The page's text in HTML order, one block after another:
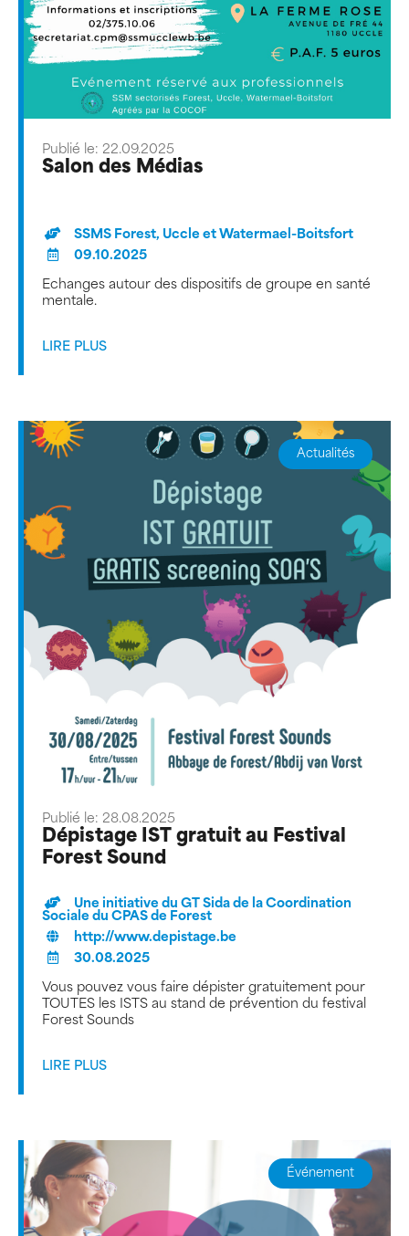
Publié le: 22.09.2025
Salon des Médias
SSMS Forest, Uccle et Watermael-Boitsfort
09.10.2025
Échanges autour des dispositifs de groupe en santé
mentale.
LIRE PLUS
Actualités
Publié le: 28.08.2025
Dépistage IST gratuit au Festival
Forest Sound
Une initiative du GT Sida de la Coordination
Sociale du CPAS de Forest
http://www.depistage.be
30.08.2025
Vous pouvez vous faire dépister gratuitement pour
TOUTES les ISTS au stand de prévention du festival
Forest Sounds
LIRE PLUS
Événement